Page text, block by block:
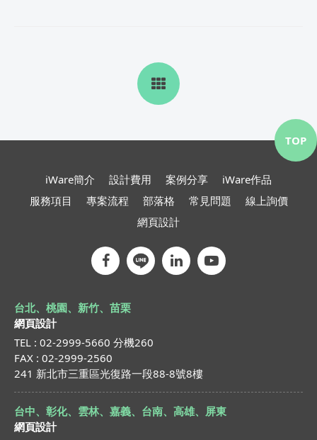
iWare簡介 設計費用 案例分享
iWare作品
服務項目
專案流程 部落格 常見問題
線上詢價
網頁設計
台北、桃園、新竹、苗栗
網頁設計
TEL : 02-2999-5660 分機260
FAX : 02-2999-2560
241 新北市三重區光復路一段88-8號8樓
台中、彰化、雲林、嘉義、台南、高雄、屏東
網頁設計
TOP